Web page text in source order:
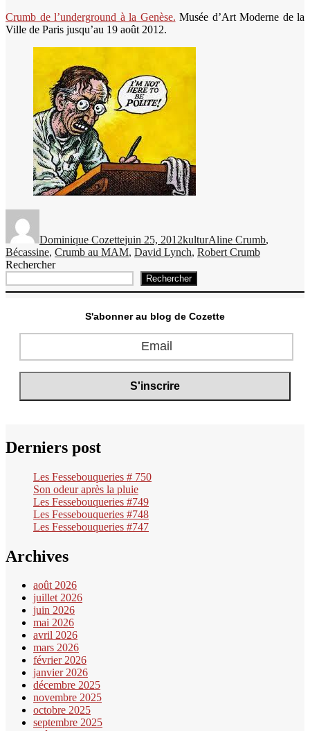
Crumb de l’underground à la Genèse. Musée d’Art Moderne de la
Ville de Paris jusqu’au 19 août 2012.
Dominique Cozettejuin 25, 2012kulturAline Crumb,
Bécassine, Crumb au MAM, David Lynch, Robert Crumb
Rechercher
Rechercher
S'abonner au blog de Cozette
Derniers post
Les Fessebouqueries # 750
Son odeur après la pluie
Les Fessebouqueries #749
Les Fessebouqueries #748
Les Fessebouqueries #747
Archives
août 2026
juillet 2026
juin 2026
mai 2026
avril 2026
mars 2026
février 2026
janvier 2026
décembre 2025
novembre 2025
octobre 2025
septembre 2025